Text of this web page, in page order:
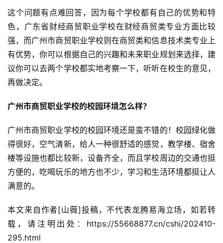
这个问题有点难回答，因为每个学校都有自己的优势和特
色，广东省财经商贸职业学校在财经商贸类专业方面比较
强，而广州市商贸职业学校则在商贸类和信息技术类专业上
有优势，你可以根据自己的兴趣和未来职业规划来选择，建
议你可以去两个学校都实地考察一下，听听在校生的意见，
再做决定。
广州市商贸职业学校的校园环境怎么样？
广州市商贸职业学校的校园环境还是蛮不错的！校园绿化做
得很好，空气清新，给人一种很舒适的感觉，教学楼、宿舍
楼等设施也都比较新，设备齐全，而且学校周边的交通也挺
方便的，吃喝玩乐的地方也不少，学习和生活环境都挺让人
满意的。
本文来自作者[山薇]投稿，不代表龙腾易海立场，如若转
载，请注明出处：https://55668877.cn/cshi/202410-
295.html